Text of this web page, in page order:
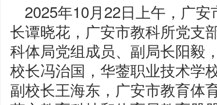
2025年10月22日上午，广
长谭晓花，广安市教科所党支
科体局党组成员、副局长阳毅
校长冯治国，华蓥职业技术学
副校长王海东，广安市教育体